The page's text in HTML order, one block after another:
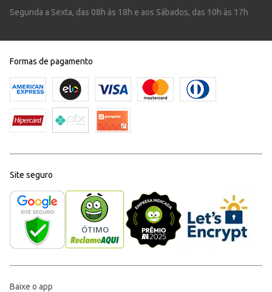
Segunda a Sexta, das 08h às 18h e aos Sábados, das 10h às 17h
Formas de pagamento
Site seguro
Baixe o app